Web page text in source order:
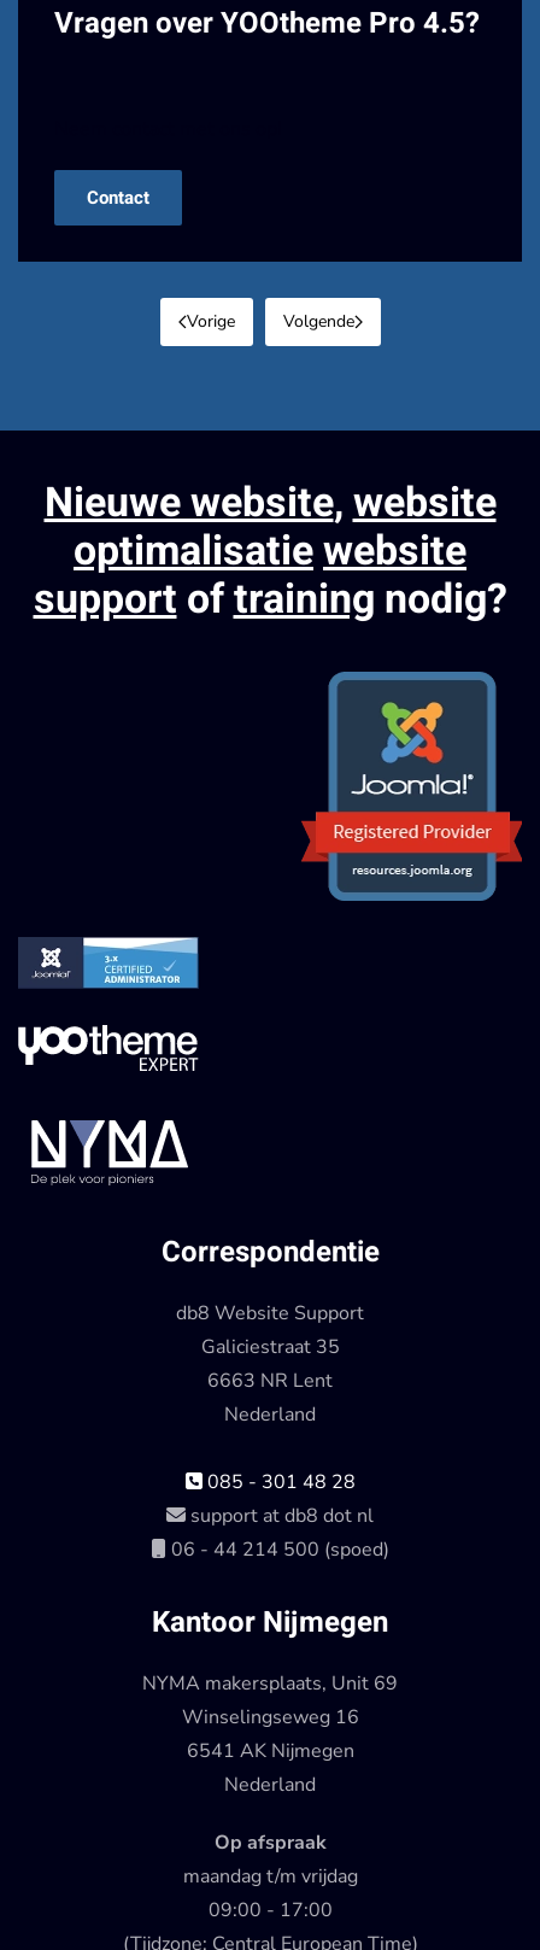
Vragen over YOOtheme Pro 4.5?
Contact
Vorige Volgende
Nieuwe website,website
optimalisatiewebsite
supportoftraining nodig?
Correspondentie
db8 Website Support
Galiciestraat 35
6663 NR Lent
Nederland
085 - 301 48 28
support at db8 dot nl
06 - 44 214 500 (spoed)
Kantoor Nijmegen
NYMA makersplaats, Unit 69
Winselingseweg 16
6541 AK Nijmegen
Nederland
Op afspraak
maandag t/m vrijdag
09:00 - 17:00
(Tijdzone: Central European Time)